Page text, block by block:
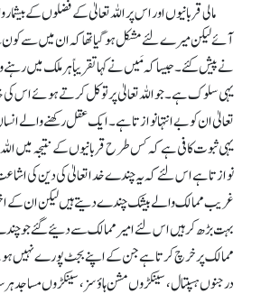
مالی قربانیوں اور اس پر اللہ تعالیٰ کے فضلوں کے
آئے لیکن میرے لئے مشکل ہو گیا تھا کہ ان میں سے
نے پیش کئے۔ جیسا کہ مَیں نے کہا تقریباً ہر ملک میں رہنے
یہی سلوک ہے۔ جو اللہ تعالیٰ پر توکل کرتے ہوئے اس کی
تعالیٰ ان کو بے انتہا نوازتا ہے۔ ایک عقل رکھنے والے
یہی ثبوت کافی ہے کہ کس طرح قربانیوں کے نتیجہ میں اللہ
نوازتا ہے اس لئے کہ یہ چندے خدا تعالیٰ کی دین کی
غریب ممالک والے بیشک چندے دیتے ہیں لیکن ان
بہت بڑھ کر ہیں اس لئے امیر ممالک سے دئیے گئے جو
ممالک پر خرچ کرتا ہے جن کے اپنے بجٹ پورے نہیں
درجنوں ہسپتال، سینکڑوں مشن ہاؤسز، سینکڑوں مساجد ہر